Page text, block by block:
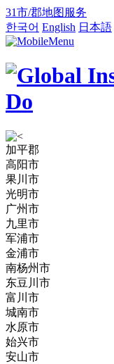
31市/郡地图服务
한국어 English 日本語
加平郡
高阳市
果川市
光明市
广州市
九里市
军浦市
金浦市
南杨州市
东豆川市
富川市
城南市
水原市
始兴市
安山市